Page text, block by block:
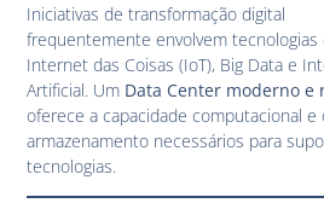
Iniciativas de transformação digital
frequentemente envolvem tecnologias
Internet das Coisas (IoT), Big Data e
Artificial. Um Data Center moderno e
oferece a capacidade computacional e
armazenamento necessários para
tecnologias.